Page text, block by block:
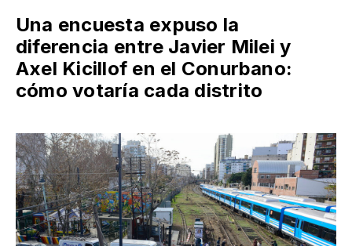
Una encuesta expuso la
diferencia entre Javier Milei y
Axel Kicillof en el Conurbano:
cómo votaría cada distrito